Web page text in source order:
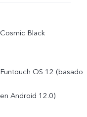
Cosmic Black
Funtouch OS 12 (basado
en Android 12.0)